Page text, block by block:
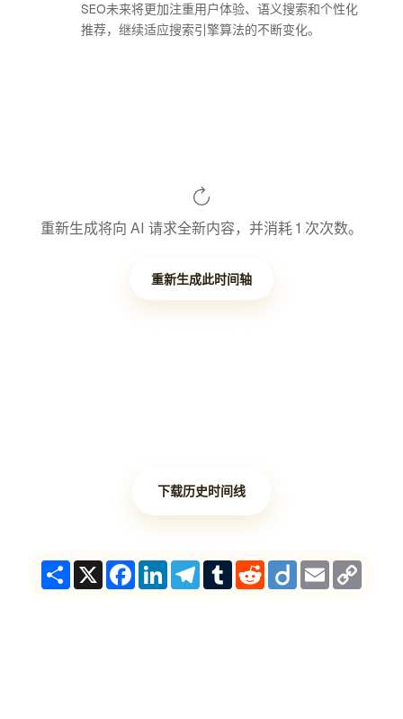
SEO未来将更加注重用户体验、语义搜索和个性化
推荐，继续适应搜索引擎算法的不断变化。
重新生成将向 AI 请求全新内容，并消耗 1 次次数。
重新生成此时间轴
下载历史时间线
ShareX Facebook
LinkedInTelegram
TumblrRedditDiigoEmail